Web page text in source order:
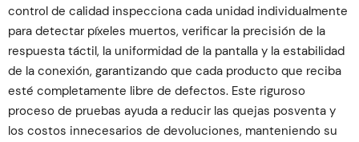
control de calidad inspecciona cada unidad individualmente
para detectar píxeles muertos, verificar la precisión de la
respuesta táctil, la uniformidad de la pantalla y la estabilidad
de la conexión, garantizando que cada producto que reciba
esté completamente libre de defectos. Este riguroso
proceso de pruebas ayuda a reducir las quejas posventa y
los costos innecesarios de devoluciones, manteniendo su